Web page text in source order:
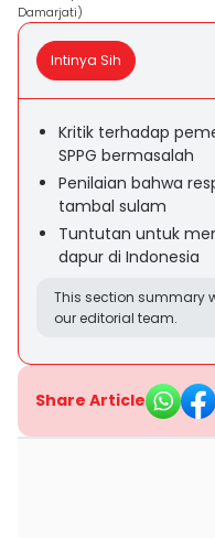
Damarjati)
Intinya Sih
Kritik terhadap
SPPG bermasalah
Penilaian bahwa
tambal sulam
Tuntutan untuk
dapur di Indonesia
This section summary
our editorial team.
Share Article